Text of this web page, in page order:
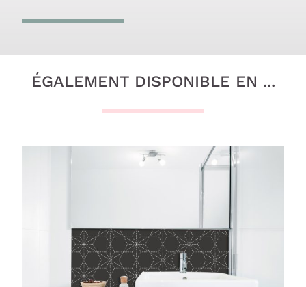
ÉGALEMENT DISPONIBLE EN ...